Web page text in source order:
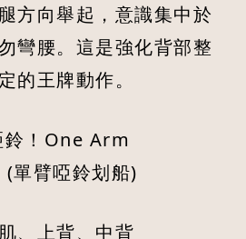
方向舉起，意識集中於
彎腰。這是強化背部整
的王牌動作。
！One Arm
單臂啞鈴划船)
、上背、中背